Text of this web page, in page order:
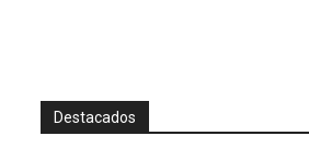
Destacados